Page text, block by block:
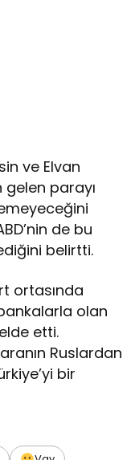
ve Elvan
gelen parayı
de bu
belirtti.
ortasında
olan
etti.
Ruslardan
bir